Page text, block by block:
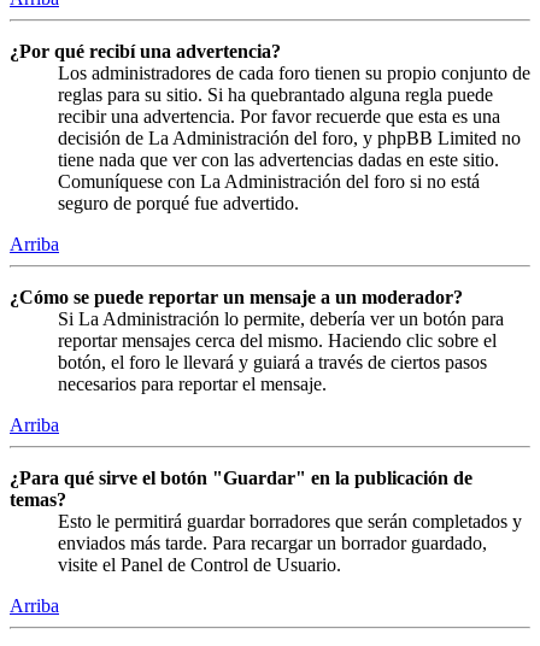
¿Por qué recibí una advertencia?
Los administradores de cada foro tienen su propio conjunto de
reglas para su sitio. Si ha quebrantado alguna regla puede
recibir una advertencia. Por favor recuerde que esta es una
decisión de La Administración del foro, y phpBB Limited no
tiene nada que ver con las advertencias dadas en este sitio.
Comuníquese con La Administración del foro si no está
seguro de porqué fue advertido.
Arriba
¿Cómo se puede reportar un mensaje a un moderador?
Si La Administración lo permite, debería ver un botón para
reportar mensajes cerca del mismo. Haciendo clic sobre el
botón, el foro le llevará y guiará a través de ciertos pasos
necesarios para reportar el mensaje.
Arriba
¿Para qué sirve el botón "Guardar" en la publicación de
temas?
Esto le permitirá guardar borradores que serán completados y
enviados más tarde. Para recargar un borrador guardado,
visite el Panel de Control de Usuario.
Arriba